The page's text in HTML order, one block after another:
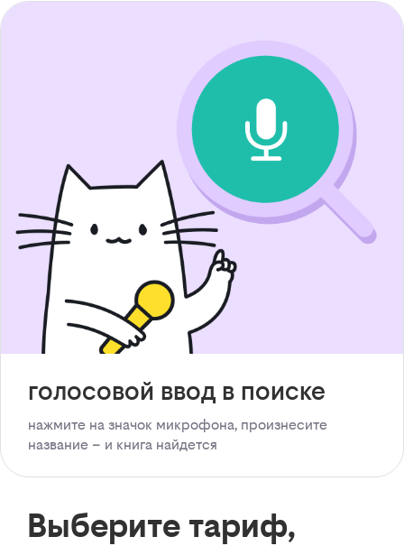
голосовой ввод в поиске
нажмите на значок микрофона, произнесите
название – и книга найдется
Выберите тариф,